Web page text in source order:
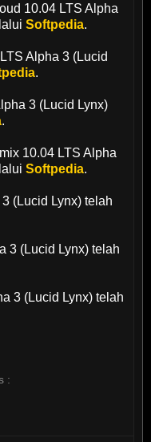
10.04 LTS Alpha
Softpedia.
Alpha 3 (Lucid
.
3 (Lucid Lynx)
.
10.04 LTS Alpha
Softpedia.
(Lucid Lynx) telah
3 (Lucid Lynx) telah
3 (Lucid Lynx) telah
: